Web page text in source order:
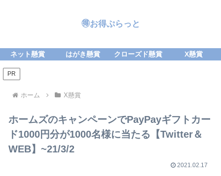
🉐お得ぷらっと
ネット懸賞 はがき懸賞 クローズド懸賞 X懸賞
PR
ホーム X懸賞
ホームズのキャンペーンでPayPayギフトカー
ド1000円分が1000名様に当たる【Twitter＆
WEB】~21/3/2
2021.02.17